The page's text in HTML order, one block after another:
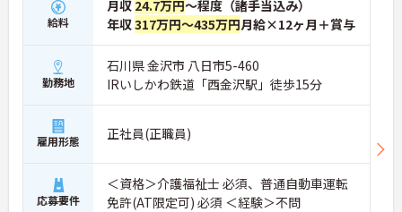
給料
月収 24.7万円～程度（諸手当込み）
年収317万円～435万円月給×12ヶ月＋賞与
勤務地
石川県 金沢市 八日市5-460
IRいしかわ鉄道「西金沢駅」徒歩15分
雇用形態 正社員(正職員)
応募要件
＜資格＞介護福祉士 必須、普通自動車運転
免許(AT限定可) 必須 ＜経験＞不問